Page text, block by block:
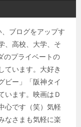
ブログをアップす
、高校、大学、そ
のプライベートの
ています。大好き
ビー」「阪神タイ
います。映画はＤ
心です（笑）気軽
なさまも気軽に楽